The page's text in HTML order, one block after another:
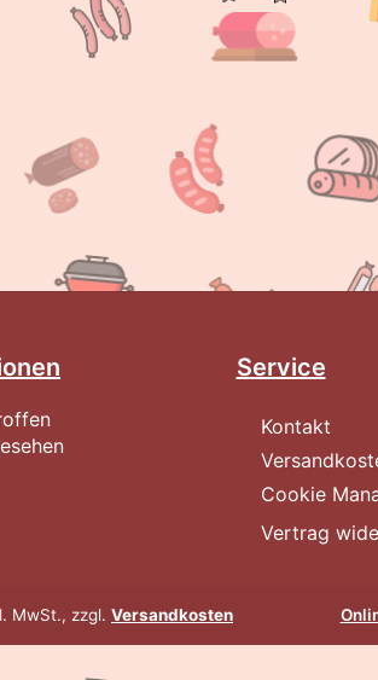
Service
Kontakt
Cookie
Vertrag
MwSt., zzgl. Versandkosten